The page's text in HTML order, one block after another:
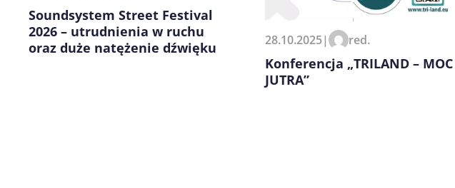
Soundsystem Street Festival
2026 – utrudnienia w ruchu
oraz duże natężenie dźwięku
28.10.2025| red.
Konferencja „TRILAND – MOC
JUTRA”